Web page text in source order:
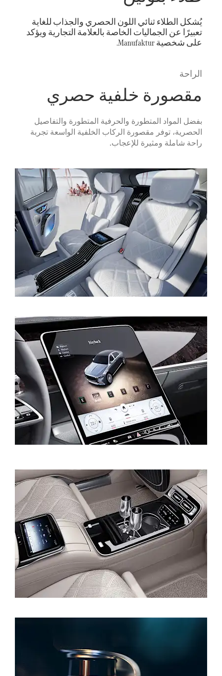
يُشكل الطلاء ثنائي اللون الحصري والجذاب للغاية
تعبيرًا عن الجماليات الخاصة بالعلامة التجارية ويؤكد
على شخصية Manufaktur.
الراحة
مقصورة خلفية حصري
بفضل المواد المتطورة والحرفية المتطورة والتفاصيل
الحصرية، توفر مقصورة الركاب الخلفية الواسعة تجربة
راحة شاملة ومثيرة للإعجاب.​